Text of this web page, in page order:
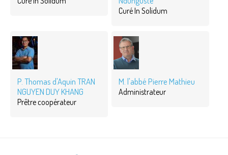
Curé In Solidum
P. Thomas d'Aquin TRAN
NGUYEN DUY KHANG
Prêtre coopérateur
M. l'abbé Pierre Mathieu
Administrateur